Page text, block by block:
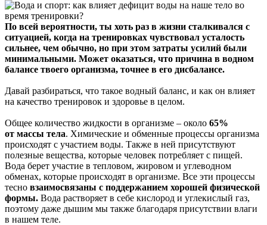
По всей вероятности, ты хоть раз в жизни сталкивался с
ситуацией, когда на тренировках чувствовал усталость
сильнее, чем обычно, но при этом затраты усилий были
минимальными. Может оказаться, что причина в водном
балансе твоего организма, точнее в его дисбалансе.
Давай разбираться, что такое водный баланс, и как он влияет
на качество тренировок и здоровье в целом.
Общее количество жидкости в организме – около 65%
от массы тела. Химические и обменные процессы организма
происходят с участием воды. Также в ней присутствуют
полезные вещества, которые человек потребляет с пищей.
Вода берет участие в тепловом, жировом и углеводном
обменах, которые происходят в организме. Все эти процессы
тесно взаимосвязаны с поддержанием хорошей физической
формы. Вода растворяет в себе кислород и углекислый газ,
поэтому даже дышим мы также благодаря присутствии влаги
в нашем теле.